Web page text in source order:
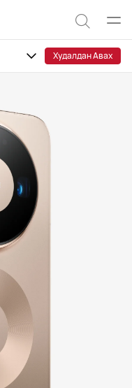
Хайлт
Цэс
нээх
Худалдан Авах